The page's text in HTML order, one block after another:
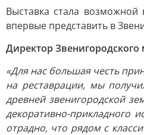
Выставка стала возможной
впервые представить в
Директор
«Для нас большая честь
на реставрации, мы
древней звенигородской
декоративно-прикладного
отрадно, что рядом с